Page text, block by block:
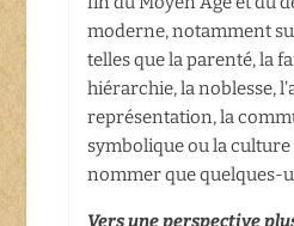
moderne, notamment
telles que la parenté, la
hiérarchie, la noblesse,
représentation, la
symbolique ou la culture
nommer que quelques-